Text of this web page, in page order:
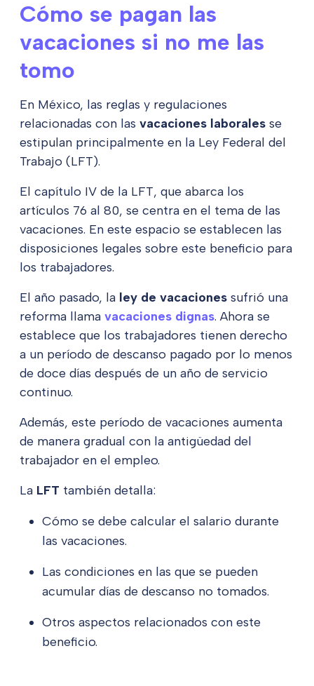
Cómo se pagan las
vacaciones si no me las
tomo
En México, las reglas y regulaciones
relacionadas con las vacaciones laborales se
estipulan principalmente en la Ley Federal del
Trabajo (LFT).
El capítulo IV de la LFT, que abarca los
artículos 76 al 80, se centra en el tema de las
vacaciones. En este espacio se establecen las
disposiciones legales sobre este beneficio para
los trabajadores.
El año pasado, la ley de vacaciones sufrió una
reforma llama vacaciones dignas. Ahora se
establece que los trabajadores tienen derecho
a un período de descanso pagado por lo menos
de doce días después de un año de servicio
continuo.
Además, este período de vacaciones aumenta
de manera gradual con la antigüedad del
trabajador en el empleo.
La LFT también detalla:
Cómo se debe calcular el salario durante
las vacaciones.
Las condiciones en las que se pueden
acumular días de descanso no tomados.
Otros aspectos relacionados con este
beneficio.